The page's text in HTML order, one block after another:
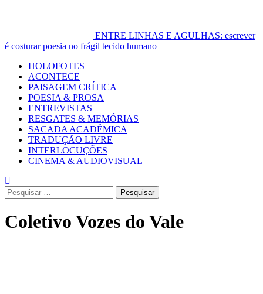
ENTRE LINHAS E AGULHAS: escrever
é costurar poesia no frágil tecido humano
Primary
Menu
HOLOFOTES
ACONTECE
PAISAGEM CRÍTICA
POESIA & PROSA
ENTREVISTAS
RESGATES & MEMÓRIAS
SACADA ACADÊMICA
TRADUÇÃO LIVRE
INTERLOCUÇÕES
CINEMA & AUDIOVISUAL
Pesquisar
por:
Coletivo Vozes do Vale